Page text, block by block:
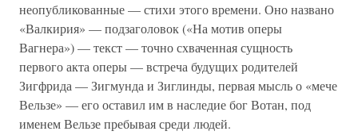
неопубликованные — стихи этого времени. Оно названо
«Валкирия» — подзаголовок («На мотив оперы
Вагнера») — текст — точно схваченная сущность
первого акта оперы — встреча будущих родителей
Зигфрида — Зигмунда и Зиглинды, первая мысль о «мече
Вельзе» — его оставил им в наследие бог Вотан, под
именем Вельзе пребывая среди людей.